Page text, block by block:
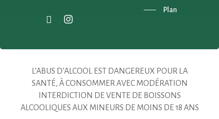
Plan
L’ABUS D’ALCOOL EST DANGEREUX POUR LA
SANTÉ, À CONSOMMER AVEC MODÉRATION
INTERDICTION DE VENTE DE BOISSONS
ALCOOLIQUES AUX MINEURS DE MOINS DE 18 ANS